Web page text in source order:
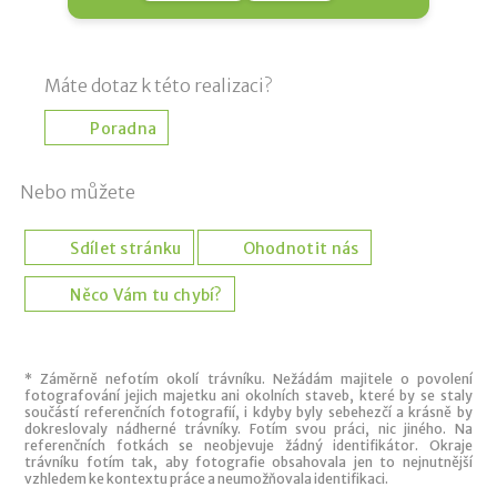
Máte dotaz k této realizaci?
Poradna
Nebo můžete
Sdílet stránku Ohodnotit nás
Něco Vám tu chybí?
* Záměrně nefotím okolí trávníku. Nežádám majitele o povolení
fotografování jejich majetku ani okolních staveb, které by se staly
součástí referenčních fotografií, i kdyby byly sebehezčí a krásně by
dokreslovaly nádherné trávníky. Fotím svou práci, nic jiného. Na
referenčních fotkách se neobjevuje žádný identifikátor. Okraje
trávníku fotím tak, aby fotografie obsahovala jen to nejnutnější
vzhledem ke kontextu práce a neumožňovala identifikaci.